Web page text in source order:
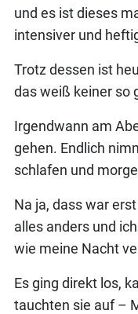
und es ist dieses
intensiver und
Trotz dessen ist
das weiß keiner so
Irgendwann am
gehen. Endlich
schlafen und
Na ja, dass war
alles anders und
wie meine Nacht
Es ging direkt los,
tauchten sie auf –